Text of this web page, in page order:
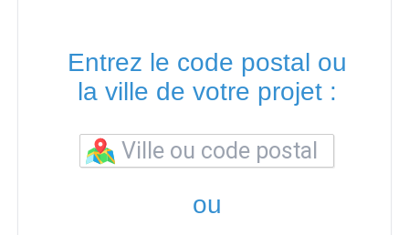
Entrez le code postal ou
la ville de votre projet :
ou